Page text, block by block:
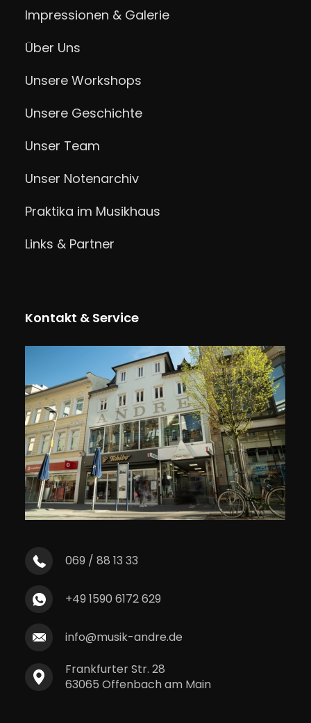
Impressionen & Galerie
Über Uns
Unsere Workshops
Unsere Geschichte
Unser Team
Unser Notenarchiv
Praktika im Musikhaus
Links & Partner
Kontakt & Service
069 / 88 13 33
+49 1590 6172 629
info@musik-andre.de
Frankfurter Str. 28
63065 Offenbach am Main